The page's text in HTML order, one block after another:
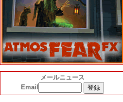
メールニュース
Email